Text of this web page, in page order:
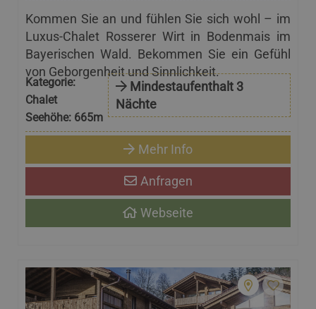
Kommen Sie an und fühlen Sie sich wohl – im
Luxus-Chalet Rosserer Wirt in Bodenmais im
Bayerischen Wald. Bekommen Sie ein Gefühl
von Geborgenheit und Sinnlichkeit.
Kategorie:
Chalet
Seehöhe: 665m
Mindestaufenthalt 3
Nächte
Mehr Info
Anfragen
Webseite